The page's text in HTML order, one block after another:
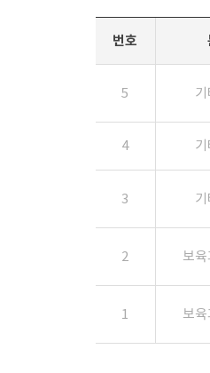
번호
5
4
3
2 보
1 보